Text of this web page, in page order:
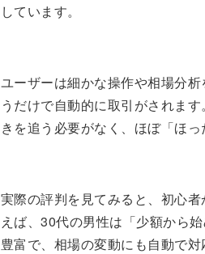
しています。
ユーザーは細かな操作や相場分
うだけで自動的に取引がされま
きを追う必要がなく、ほぼ「ほ
実際の評判を見てみると、初心
えば、30代の男性は「少額から
豊富で、相場の変動にも自動で